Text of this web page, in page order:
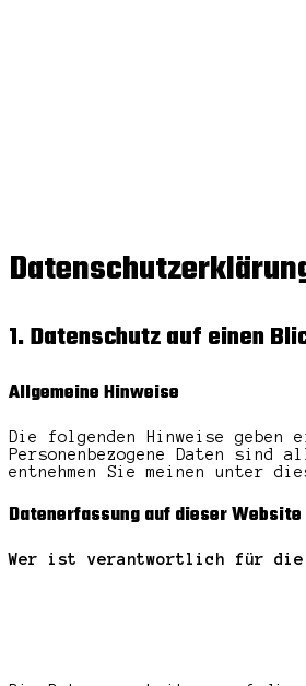
1. Datenschutz auf einen
Allgemeine Hinweise
Die folgenden Hinweise geben
Personenbezogene Daten
entnehmen Sie meinen unter
Datenerfassung auf dieser Website
Wer ist verantwortlich für die